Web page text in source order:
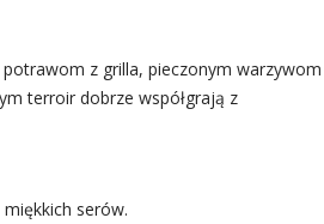
z grilla, pieczonym warzywom
terroir dobrze współgrają z
serów.